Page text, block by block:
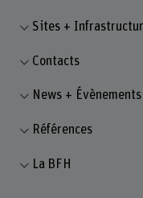
Sites +
Contacts
News + Évènements
Références
La BFH